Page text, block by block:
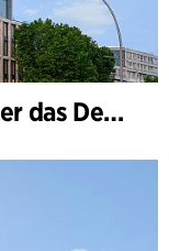
Interview: Julian Weyer über das Design von B-One